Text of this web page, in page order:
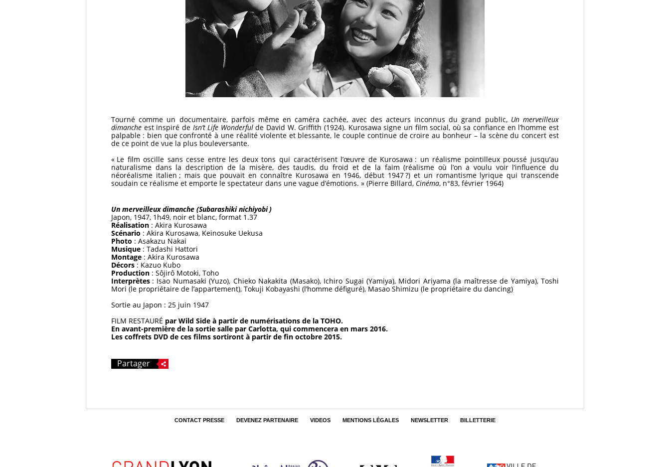
Tourné comme un documentaire, parfois même en caméra cachée, avec des acteurs inconnus du grand public, Un merveilleux
dimanche est inspiré de Isn’t Life Wonderfulde David W. Griffith (1924). Kurosawa signe un film social, où sa confiance en l’homme est
palpable : bien que confronté à une réalité violente et blessante, le couple continue de croire au bonheur – la scène du concert est
de ce point de vue la plus bouleversante.
« Le film oscille sans cesse entre les deux tons qui caractérisent l’œuvre de Kurosawa : un réalisme pointilleux poussé jusqu’au
naturalisme dans la description de la misère, des taudis, du froid et de la faim (réalisme où l’on a voulu voir l’influence du
néoréalisme italien ; mais que pouvait en connaître Kurosawa en 1946, début 1947 ?) et un romantisme lyrique qui transcende
soudain ce réalisme et emporte le spectateur dans une vague d’émotions. » (Pierre Billard, Cinéma, n°83, février 1964)
Un merveilleux dimanche (Subarashiki nichiyobi )
Japon, 1947, 1h49, noir et blanc, format 1.37
Réalisation : Akira Kurosawa
Scénario : Akira Kurosawa, Keinosuke Uekusa
Photo : Asakazu Nakai
Musique : Tadashi Hattori
Montage : Akira Kurosawa
Décors : Kazuo Kubo
Production : Sôjirô Motoki, Toho
Interprètes : Isao Numasaki (Yuzo), Chieko Nakakita (Masako), Ichiro Sugai (Yamiya), Midori Ariyama (la maîtresse de Yamiya), Toshi
Mori (le propriétaire de l’appartement), Tokuji Kobayashi (l’homme défiguré), Masao Shimizu (le propriétaire du dancing)
Sortie au Japon : 25 juin 1947
FILM RESTAURÉ par Wild Side à partir de numérisations de la TOHO.
En avant-première de la sortie salle par Carlotta, qui commencera en mars 2016.
Les coffrets DVD de ces films sortiront à partir de fin octobre 2015.
Partager
CONTACT PRESSE DEVENEZ PARTENAIRE VIDEOS MENTIONS LÉGALES NEWSLETTER BILLETTERIE